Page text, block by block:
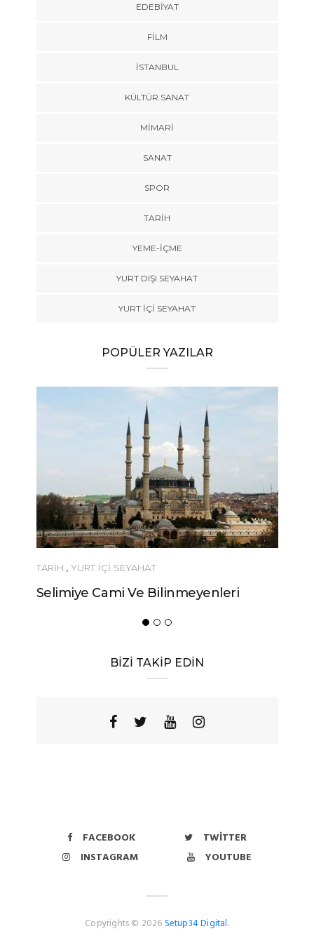
EDEBIYAT
FILM
İSTANBUL
KÜLTÜR SANAT
MIMARI
SANAT
SPOR
TARİH
YEME-İÇME
YURT DIŞI SEYAHAT
YURT İÇİ SEYAHAT
POPÜLER YAZILAR
TARİH , YURT İÇİ SEYAHAT
Selimiye Cami Ve Bilinmeyenleri
BİZİ TAKİP EDİN
FACEBOOK
TWITTER
INSTAGRAM
YOUTUBE
Copyrights © 2026 Setup34 Digital.